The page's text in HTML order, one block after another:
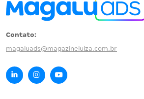
Contato:
magaluads@magazineluiza.com.br